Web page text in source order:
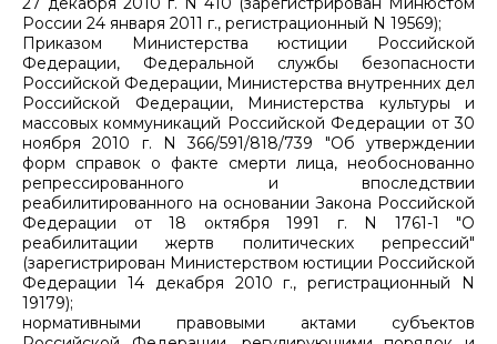
России 24 января 2011 г., регистрационный N 19569);
Приказом Министерства юстиции Российской
Федерации, Федеральной службы безопасности
Российской Федерации, Министерства внутренних дел
Российской Федерации, Министерства культуры и
массовых коммуникаций Российской Федерации от 30
ноября 2010 г. N 366/591/818/739 "Об утверждении
форм справок о факте смерти лица, необоснованно
репрессированного и впоследствии
реабилитированного на основании Закона Российской
Федерации от 18 октября 1991 г. N 1761-1 "О
реабилитации жертв политических репрессий"
(зарегистрирован Министерством юстиции Российской
Федерации 14 декабря 2010 г., регистрационный N
19179);
нормативными правовыми актами субъектов